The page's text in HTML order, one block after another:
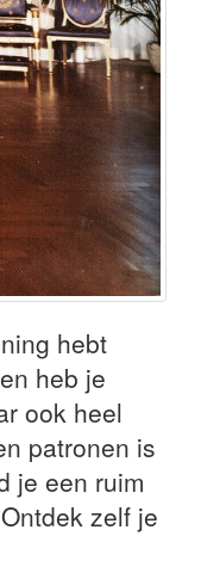
hebt
heb je
ook heel
patronen is
je een ruim
zelf je